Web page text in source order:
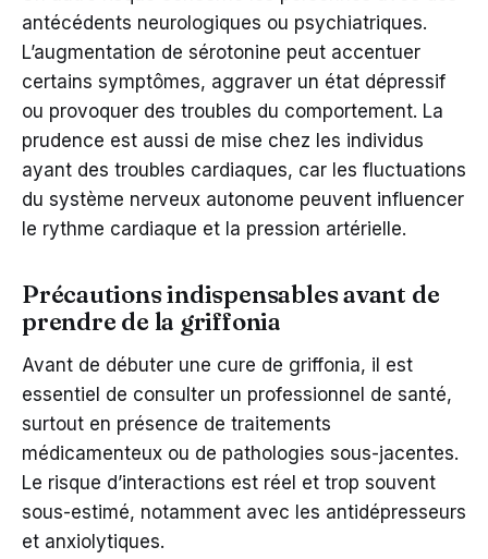
antécédents neurologiques ou psychiatriques.
L’augmentation de sérotonine peut accentuer
certains symptômes, aggraver un état dépressif
ou provoquer des troubles du comportement. La
prudence est aussi de mise chez les individus
ayant des troubles cardiaques, car les fluctuations
du système nerveux autonome peuvent influencer
le rythme cardiaque et la pression artérielle.
Précautions indispensables avant de
prendre de la griffonia
Avant de débuter une cure de griffonia, il est
essentiel de consulter un professionnel de santé,
surtout en présence de traitements
médicamenteux ou de pathologies sous-jacentes.
Le risque d’interactions est réel et trop souvent
sous-estimé, notamment avec les antidépresseurs
et anxiolytiques.